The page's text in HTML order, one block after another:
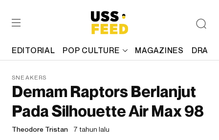
EDITORIAL POP CULTURE MAGAZINES
SNEAKERS
Demam Raptors Berlanjut
Pada Silhouette Air Max 98
Theodore Tristan 7 tahun lalu